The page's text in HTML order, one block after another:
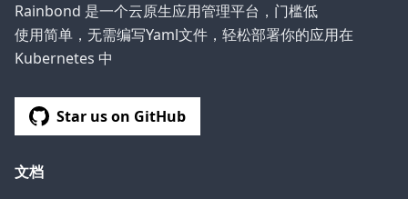
Rainbond 是一个云原生应用管理平台，门槛低
使用简单，无需编写Yaml文件，轻松部署你的应用在
Kubernetes 中
Star us on GitHub
文档